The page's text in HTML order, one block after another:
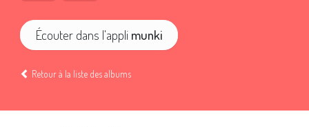
Écouter dans l'appli munki
Retour à la liste des albums